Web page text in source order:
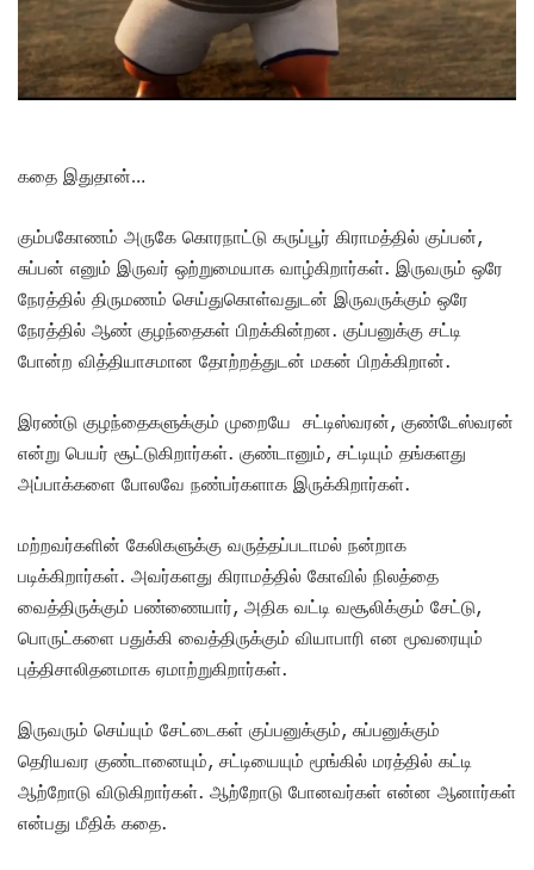
கதை இதுதான்…
கும்பகோணம் அருகே கொரநாட்டு கருப்பூர் கிராமத்தில் குப்பன்,
சுப்பன் எனும் இருவர் ஒற்றுமையாக வாழ்கிறார்கள். இருவரும் ஒரே
நேரத்தில் திருமணம் செய்துகொள்வதுடன் இருவருக்கும் ஒரே
நேரத்தில் ஆண் குழந்தைகள் பிறக்கின்றன. குப்பனுக்கு சட்டி
போன்ற வித்தியாசமான தோற்றத்துடன் மகன் பிறக்கிறான்.
இரண்டு குழந்தைகளுக்கும் முறையே சட்டிஸ்வரன், குண்டேஸ்வரன்
என்று பெயர் சூட்டுகிறார்கள். குண்டானும், சட்டியும் தங்களது
அப்பாக்களை போலவே நண்பர்களாக இருக்கிறார்கள்.
மற்றவர்களின் கேலிகளுக்கு வருத்தப்படாமல் நன்றாக
படிக்கிறார்கள். அவர்களது கிராமத்தில் கோவில் நிலத்தை
வைத்திருக்கும் பண்ணையார், அதிக வட்டி வசூலிக்கும் சேட்டு,
பொருட்களை பதுக்கி வைத்திருக்கும் வியாபாரி என மூவரையும்
புத்திசாலிதனமாக ஏமாற்றுகிறார்கள்.
இருவரும் செய்யும் சேட்டைகள் குப்பனுக்கும், சுப்பனுக்கும்
தெரியவர குண்டானையும், சட்டியையும் மூங்கில் மரத்தில் கட்டி
ஆற்றோடு விடுகிறார்கள். ஆற்றோடு போனவர்கள் என்ன ஆனார்கள்
என்பது மீதிக் கதை.